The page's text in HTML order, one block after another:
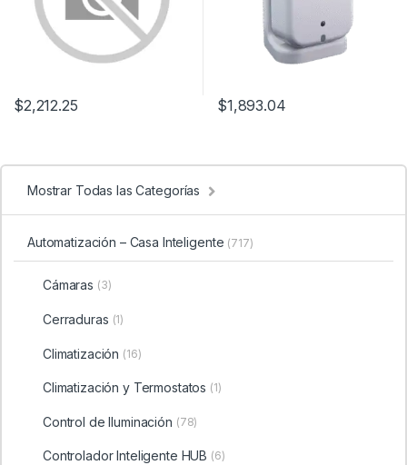
$2,212.25 $1,893.04
Mostrar Todas las Categorías
Automatización – Casa Inteligente (717)
Cámaras (3)
Cerraduras (1)
Climatización (16)
Climatización y Termostatos (1)
Control de Iluminación (78)
Controlador Inteligente HUB (6)